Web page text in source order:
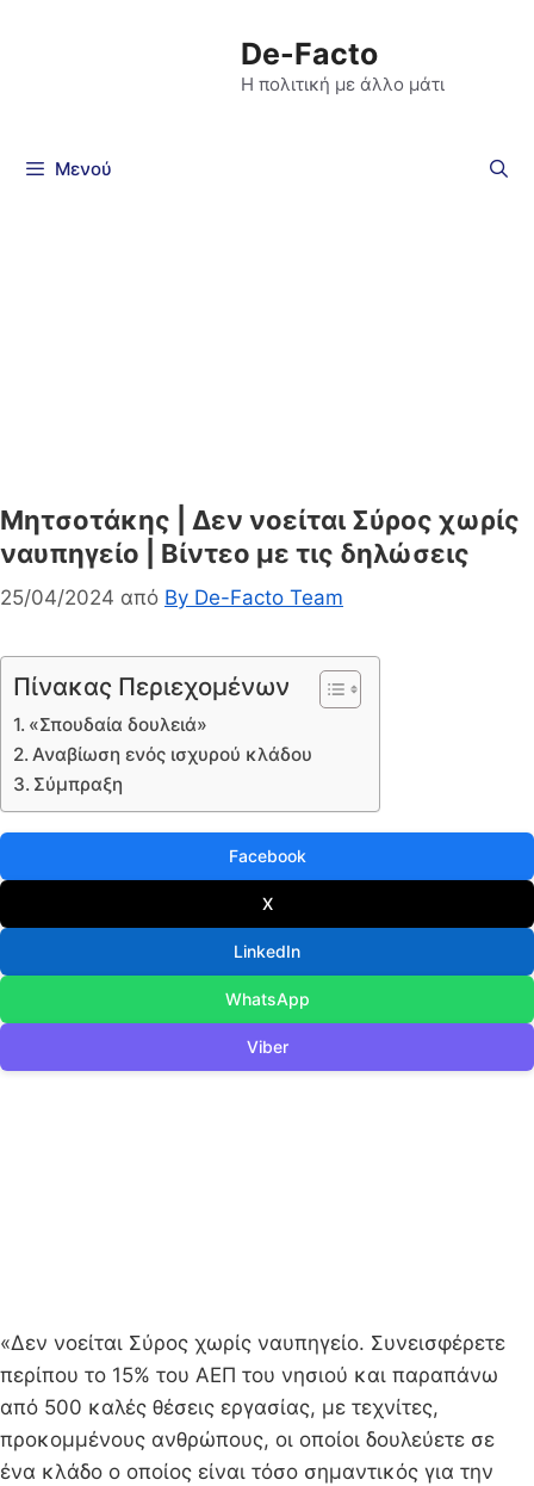
De-Facto
Η πολιτική με άλλο μάτι
Μενού
Μητσοτάκης | Δεν νοείται Σύρος χωρίς
ναυπηγείο | Βίντεο με τις δηλώσεις
25/04/2024 από By De-Facto Team
Πίνακας Περιεχομένων
«Σπουδαία δουλειά»
Αναβίωση ενός ισχυρού κλάδου
Σύμπραξη
Facebook
X
LinkedIn
WhatsApp
Viber
«Δεν νοείται Σύρος χωρίς ναυπηγείο. Συνεισφέρετε
περίπου το 15% του ΑΕΠ του νησιού και παραπάνω
από 500 καλές θέσεις εργασίας, με τεχνίτες,
προκομμένους ανθρώπους, οι οποίοι δουλεύετε σε
ένα κλάδο ο οποίος είναι τόσο σημαντικός για την